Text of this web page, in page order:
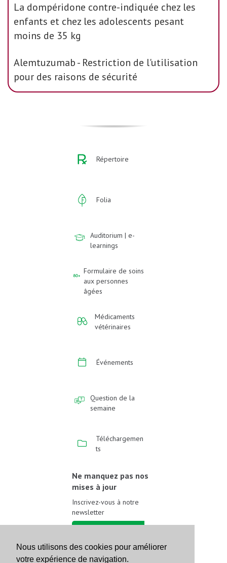
Nous utilisons des cookies pour améliorer
votre expérience de navigation.
La dompéridone contre-indiquée chez les
enfants et chez les adolescents pesant
moins de 35 kg
Alemtuzumab - Restriction de l'utilisation
pour des raisons de sécurité
Répertoire
Folia
Auditorium | e-
learnings
Formulaire de soins
aux personnes
âgées
Médicaments
vétérinaires
Événements
Question de la
semaine
Téléchargemen
ts
Ne manquez pas nos
mises à jour
Inscrivez-vous à notre
newsletter
Suivez-nous sur les